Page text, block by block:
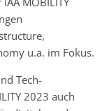
u.a. im Fokus.
Tech-
2023 auch